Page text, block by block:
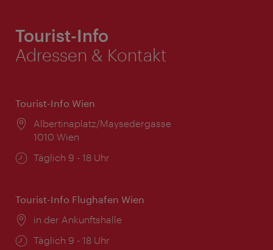
Tourist-Info
Adressen & Kontakt
Tourist-Info Wien
Ort:
Albertinaplatz/Maysedergasse
1010 Wien
Öffnungszeiten:
Täglich 9 - 18 Uhr
Tourist-Info Flughafen Wien
Ort:
in der Ankunftshalle
Öffnungszeiten:
Täglich 9 - 18 Uhr